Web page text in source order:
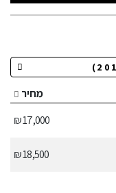
מחיר
17,000 ₪
18,500 ₪